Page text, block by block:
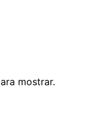
mostrar.